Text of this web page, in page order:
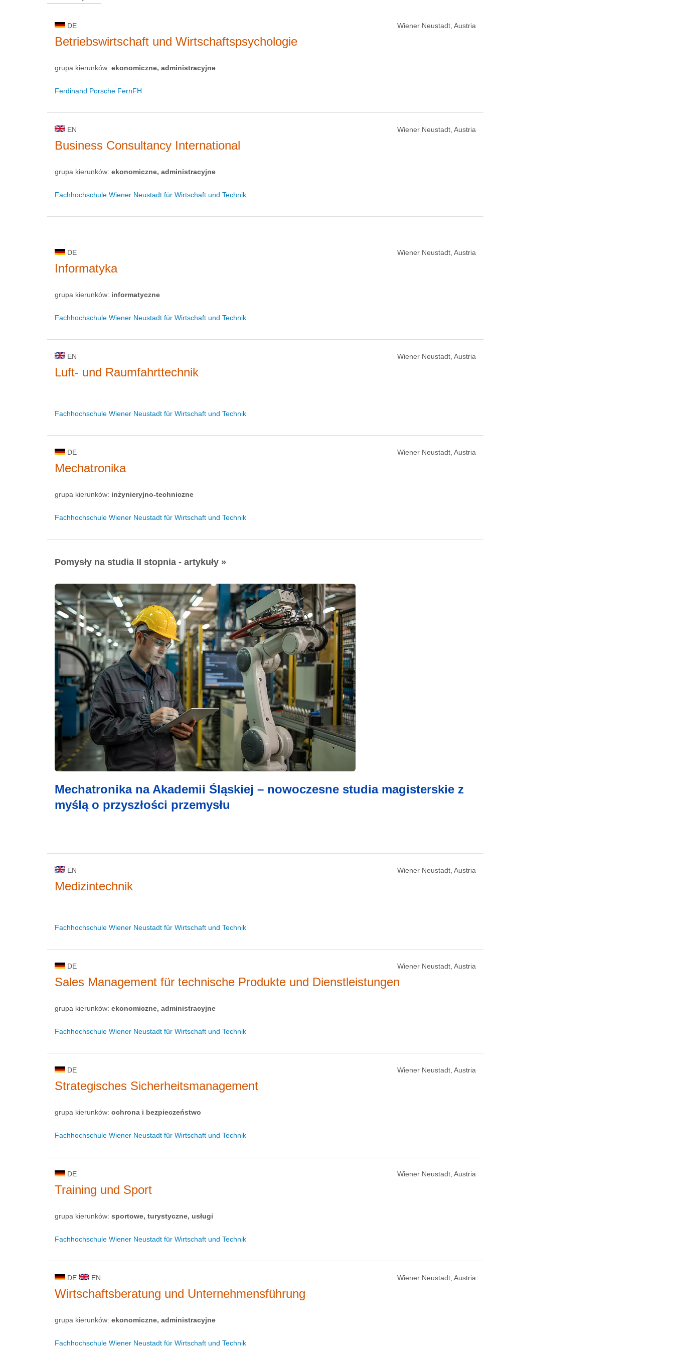
DE Wiener Neustadt, Austria
Betriebswirtschaft und Wirtschaftspsychologie
grupa kierunków: ekonomiczne, administracyjne
Ferdinand Porsche FernFH
EN Wiener Neustadt, Austria
Business Consultancy International
grupa kierunków: ekonomiczne, administracyjne
Fachhochschule Wiener Neustadt für Wirtschaft und Technik
DE Wiener Neustadt, Austria
Informatyka
grupa kierunków: informatyczne
Fachhochschule Wiener Neustadt für Wirtschaft und Technik
EN Wiener Neustadt, Austria
Luft- und Raumfahrttechnik
Fachhochschule Wiener Neustadt für Wirtschaft und Technik
DE Wiener Neustadt, Austria
Mechatronika
grupa kierunków: inżynieryjno-techniczne
Fachhochschule Wiener Neustadt für Wirtschaft und Technik
Pomysły na studia II stopnia - artykuły »
Mechatronika na Akademii Śląskiej – nowoczesne studia magisterskie z
myślą o przyszłości przemysłu
EN Wiener Neustadt, Austria
Medizintechnik
Fachhochschule Wiener Neustadt für Wirtschaft und Technik
DE Wiener Neustadt, Austria
Sales Management für technische Produkte und Dienstleistungen
grupa kierunków: ekonomiczne, administracyjne
Fachhochschule Wiener Neustadt für Wirtschaft und Technik
DE Wiener Neustadt, Austria
Strategisches Sicherheitsmanagement
grupa kierunków: ochrona i bezpieczeństwo
Fachhochschule Wiener Neustadt für Wirtschaft und Technik
DE Wiener Neustadt, Austria
Training und Sport
grupa kierunków: sportowe, turystyczne, usługi
Fachhochschule Wiener Neustadt für Wirtschaft und Technik
DE EN Wiener Neustadt, Austria
Wirtschaftsberatung und Unternehmensführung
grupa kierunków: ekonomiczne, administracyjne
Fachhochschule Wiener Neustadt für Wirtschaft und Technik